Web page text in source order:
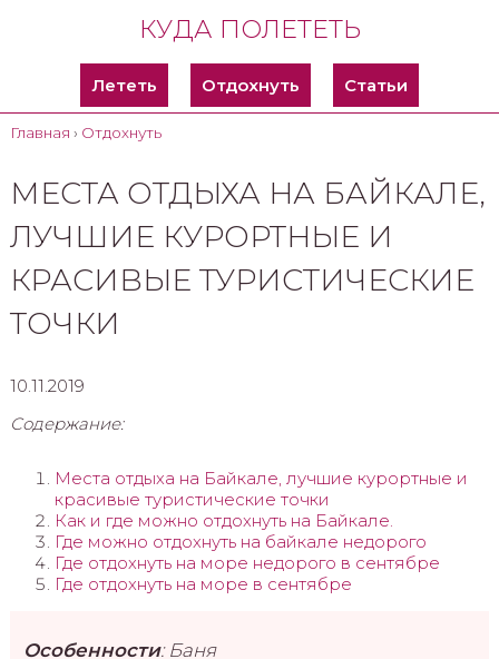
КУДА ПОЛЕТЕТЬ
Лететь Отдохнуть Статьи
Главная › Отдохнуть
МЕСТА ОТДЫХА НА БАЙКАЛЕ,
ЛУЧШИЕ КУРОРТНЫЕ И
КРАСИВЫЕ ТУРИСТИЧЕСКИЕ
ТОЧКИ
10.11.2019
Содержание:
Места отдыха на Байкале, лучшие курортные и
красивые туристические точки
Как и где можно отдохнуть на Байкале.
Где можно отдохнуть на байкале недорого
Где отдохнуть на море недорого в сентябре
Где отдохнуть на море в сентябре
Особенности: Баня